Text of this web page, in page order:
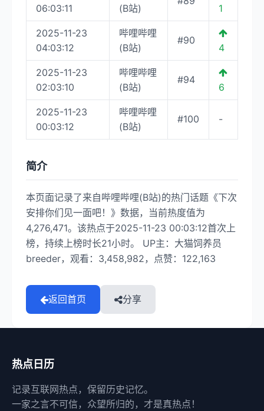
06:03:11
(B站)
1
2025-11-23
04:03:12
哔哩哔哩
(B站)
#90
4
2025-11-23
02:03:10
哔哩哔哩
(B站)
#94
6
2025-11-23
00:03:12
哔哩哔哩
(B站)
#100 -
简介
本页面记录了来自哔哩哔哩(B站)的热门话题《下次
安排你们见一面吧！》数据，当前热度值为
4,276,471。该热点于2025-11-23 00:03:12首次上
榜，持续上榜时长21小时。 UP主：大猫饲养员
breeder，观看：3,458,982，点赞：122,163
返回首页 分享
热点日历
记录互联网热点，保留历史记忆。
一家之言不可信，众望所归的，才是真热点！